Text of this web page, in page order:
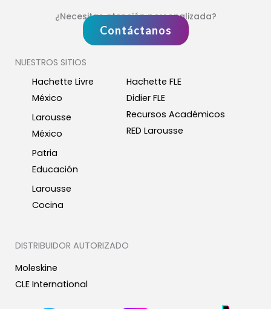
¿Necesitas atención personalizada?
Contáctanos
NUESTROS SITIOS
Hachette Livre
México
Larousse
México
Patria
Educación
Larousse
Cocina
Hachette FLE
Didier FLE
Recursos Académicos
RED Larousse
DISTRIBUIDOR AUTORIZADO
Moleskine
CLE International